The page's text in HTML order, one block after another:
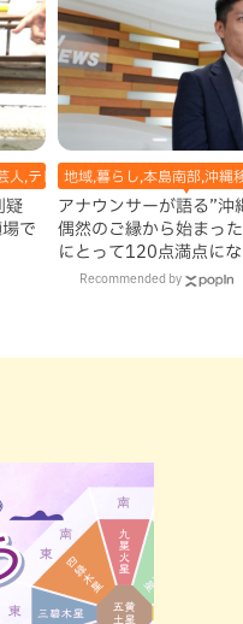
人,テレビ
疑
で
地域,暮らし,本島南部,沖縄
アナウンサーが語る”沖
偶然のご縁から始まっ
にとって120点満点に
Recommended by